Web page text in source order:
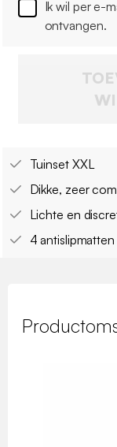
Ik wil per e-
ontvangen.
Tuinset XXL
Dikke, zeer
Lichte en
4